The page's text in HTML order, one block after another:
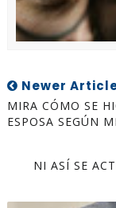
Newer
MIRA CÓMO SE
ESPOSA SEGÚN
NI ASÍ SE